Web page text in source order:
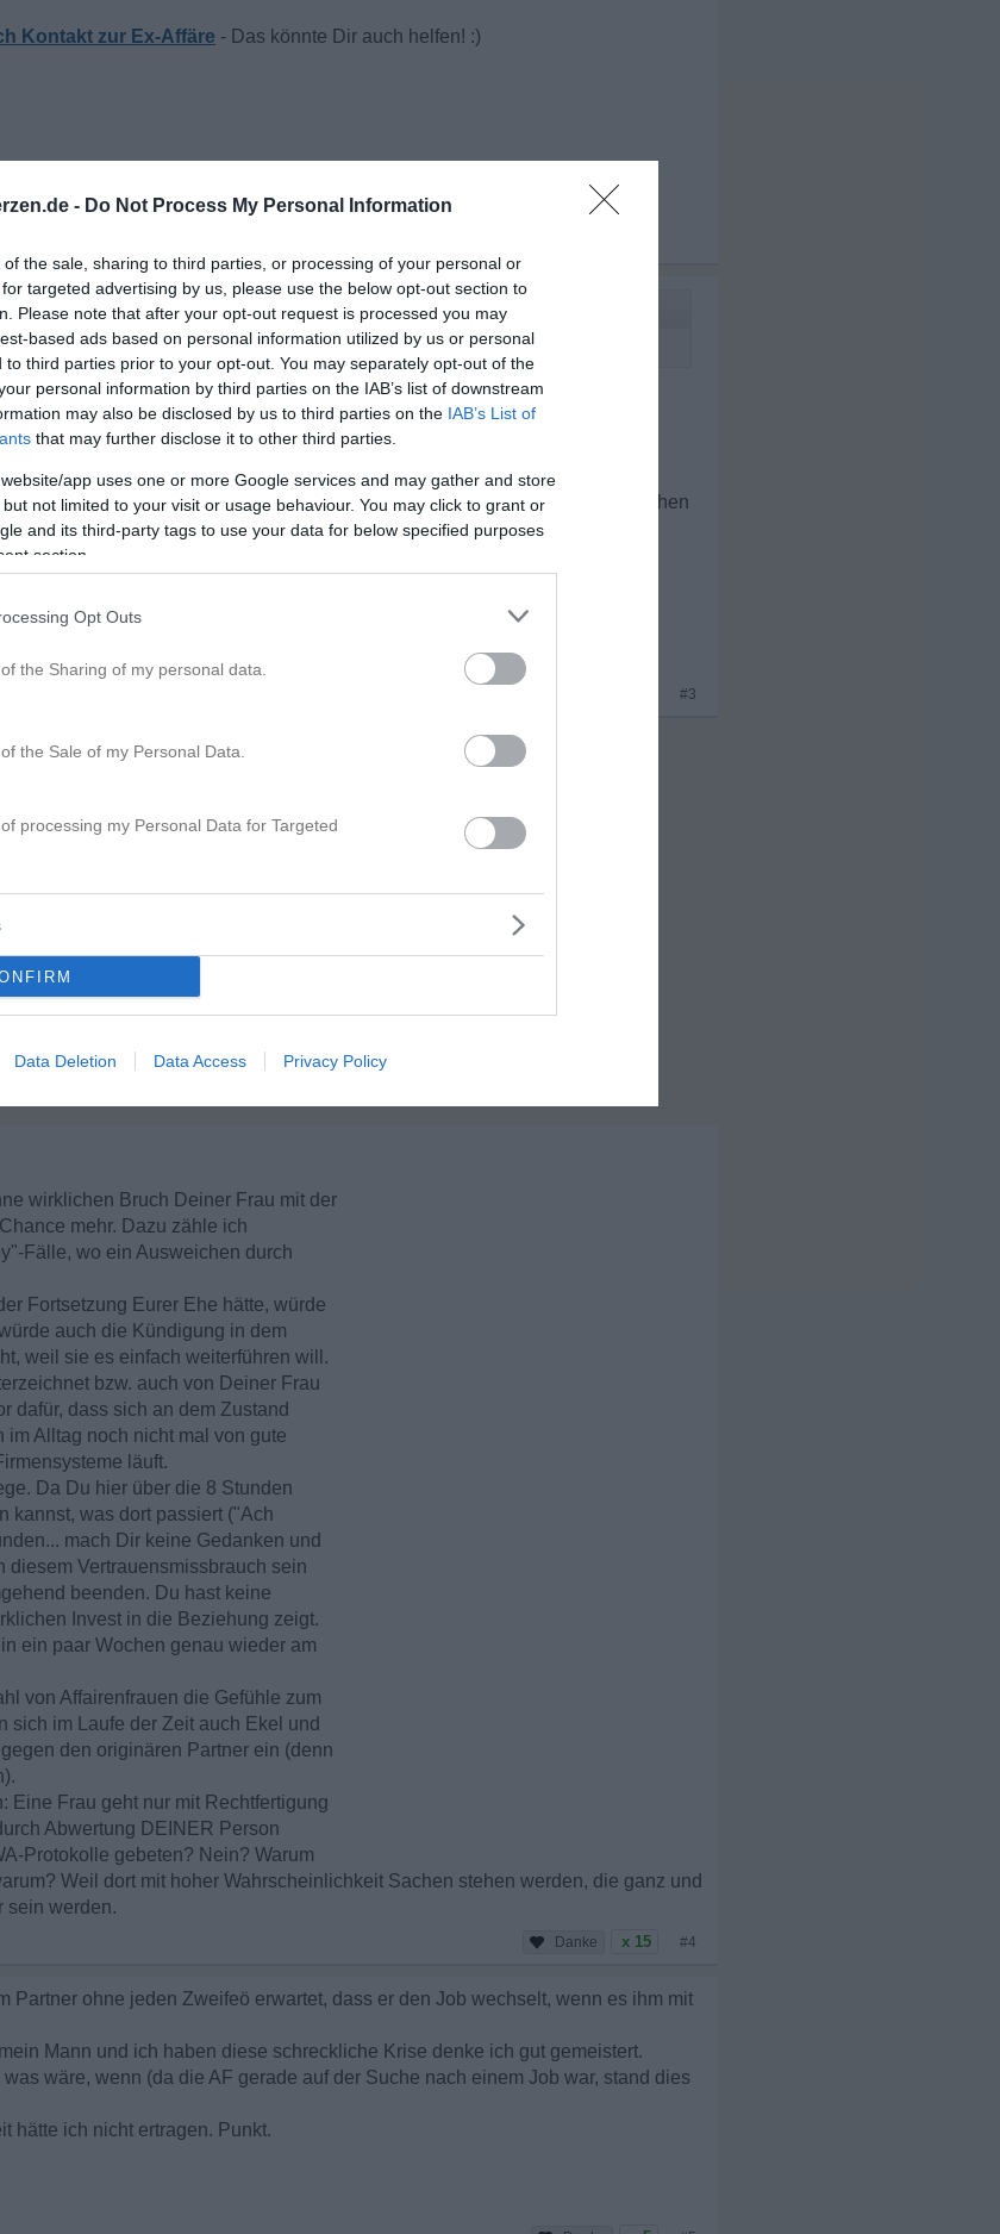
- Do Not Process My Personal Information
the sale, sharing to third parties, or processing of your personal or
targeted advertising by us, please use the below opt-out section to
Please note that after your opt-out request is processed you may
based ads based on personal information utilized by us or personal
to third parties prior to your opt-out. You may separately opt-out of the
personal information by third parties on the IAB’s list of downstream
may also be disclosed by us to third parties on the IAB’s List of
that may further disclose it to other third parties.
app uses one or more Google services and may gather and store
not limited to your visit or usage behaviour. You may click to grant or
and its third-party tags to use your data for below specified purposes
section.
Opt Outs
the Sharing of my personal data.
the Sale of my Personal Data.
processing my Personal Data for Targeted
Data Deletion Data Access Privacy Policy
Kontakt zur Ex-Affäre
der Kontakt nur noch beruflich stattfinden soll.
werden, da diese Situationen des kontaktes ja berufsbedingt wieder auftauchen
stark sein.
Partnerin stehst ist bemerkenswert.
kann es gehen.
#3
wirklichen Bruch Deiner Frau mit der
mehr. Dazu zähle ich
Fälle, wo ein Ausweichen durch
Fortsetzung Eurer Ehe hätte, würde
auch die Kündigung in dem
weil sie es einfach weiterführen will.
bzw. auch von Deiner Frau
dafür, dass sich an dem Zustand
Alltag noch nicht mal von gute
läuft.
Da Du hier über die 8 Stunden
kannst, was dort passiert ("Ach
mach Dir keine Gedanken und
diesem Vertrauensmissbrauch sein
beenden. Du hast keine
Invest in die Beziehung zeigt.
ein paar Wochen genau wieder am
von Affairenfrauen die Gefühle zum
sich im Laufe der Zeit auch Ekel und
den originären Partner ein (denn
Eine Frau geht nur mit Rechtfertigung
Abwertung DEINER Person
Protokolle gebeten? Nein? Warum
Weil dort mit hoher Wahrscheinlichkeit Sachen stehen werden, die ganz und
sein werden.
x 15 #4
Partner ohne jeden Zweifeö erwartet, dass er den Job wechselt, wenn es ihm mit
Mann und ich haben diese schreckliche Krise denke ich gut gemeistert.
wäre, wenn (da die AF gerade auf der Suche nach einem Job war, stand dies
hätte ich nicht ertragen. Punkt.